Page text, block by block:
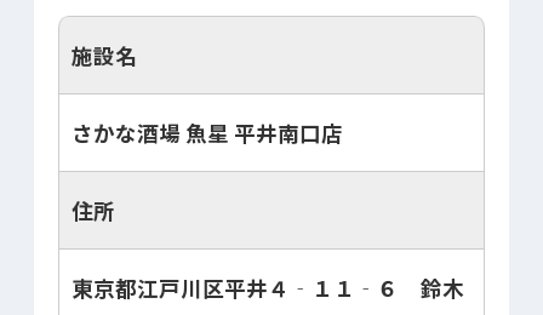
施設名
さかな酒場 魚星 平井南口店
住所
東京都江戸川区平井４‐１１‐６ 鈴木